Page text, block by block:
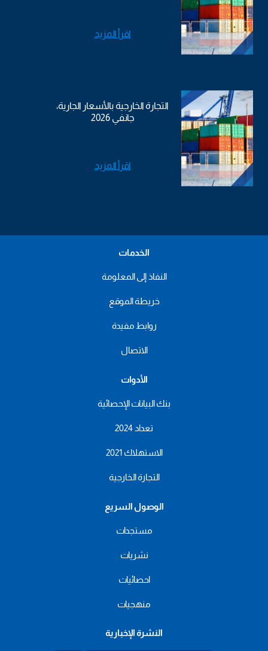
اقرأ المزيد
التجارة الخارجية بالأسعار الجارية،
جانفي 2026
اقرأ المزيد
الخدمات
النفاذ إلى المعلومة
خريطة الموقع
روابط مفيدة
الاتصال
الأدوات
بنك البيانات الإحصائية
تعداد 2024
الاستهلاك 2021
التجارة الخارجية
الوصول السريع
مستجدات
نشريات
احصائيات
منهجيات
النشرة الإخبارية